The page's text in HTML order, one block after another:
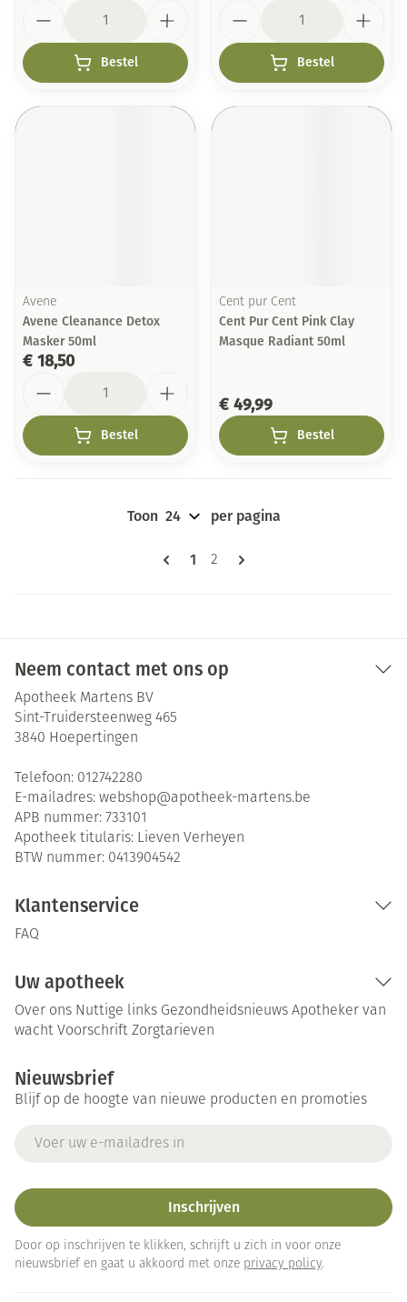
Bestel Bestel
Avene
Avene Cleanance Detox
Masker 50ml
€ 18,50
Bestel
Cent pur Cent
Cent Pur Cent Pink Clay
Masque Radiant 50ml
€ 49,99
Bestel
Pagina's
U lees momenteel pagina
1 Pagina
2
Toon per pagina
Neem contact met ons op
Apotheek Martens BV
Sint-Truidersteenweg 465
3840 Hoepertingen
Telefoon: 012742280
E-mailadres: webshop@apotheek-martens.be
APB nummer: 733101
Apotheek titularis: Lieven Verheyen
BTW nummer: 0413904542
Klantenservice
FAQ
Uw apotheek
Over ons Nuttige links Gezondheidsnieuws Apotheker van
wacht Voorschrift Zorgtarieven
Nieuwsbrief
Blijf op de hoogte van nieuwe producten en promoties
Inschrijven
Door op inschrijven te klikken, schrijft u zich in voor onze
nieuwsbrief en gaat u akkoord met onze privacy policy.